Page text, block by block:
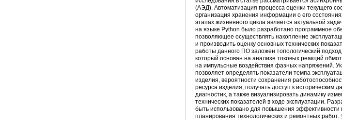
(АЭД). Автоматизация процесса оценки текущего
организация хранения информации о его
этапах жизненного цикла является актуальной
на языке Python было разработано программное
позволяющее осуществлять накопление
и производить оценку основных технических
работы данного ПО заложен топологический подход
который основан на анализе токовых реакций
на импульсные воздействия фазных напряжений.
позволяет определять показатели темпа
изделия, вероятности сохранения
ресурса изделия, получать доступ к историческим
диагностик, а также визуализировать динамику
технических показателей в ходе эксплуатации.
быть использовано для повышения
планирования технологических и ремонтных работ.